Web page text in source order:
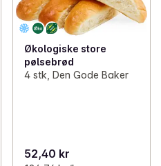
Økologiske store
pølsebrød
4 stk, Den Gode Baker
52,40 kr